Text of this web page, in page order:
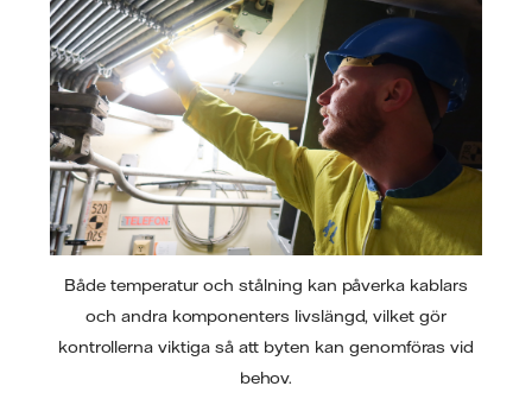
Både temperatur och stålning kan påverka kablars
och andra komponenters livslängd, vilket gör
kontrollerna viktiga så att byten kan genomföras vid
behov.